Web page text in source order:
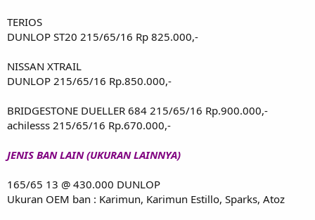
TERIOS
DUNLOP ST20 215/65/16 Rp 825.000,-
NISSAN XTRAIL
DUNLOP 215/65/16 Rp.850.000,-
BRIDGESTONE DUELLER 684 215/65/16 Rp.900.000,-
achilesss 215/65/16 Rp.670.000,-
JENIS BAN LAIN (UKURAN LAINNYA)
165/65 13 @ 430.000 DUNLOP
Ukuran OEM ban : Karimun, Karimun Estillo, Sparks, Atoz